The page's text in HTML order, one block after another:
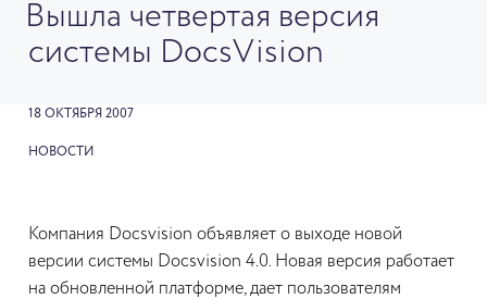
Вышла четвертая версия
системы DocsVision
18 ОКТЯБРЯ 2007
НОВОСТИ
Компания Docsvision объявляет о выходе новой
версии системы Docsvision 4.0. Новая версия работает
на обновленной платформе, дает пользователям